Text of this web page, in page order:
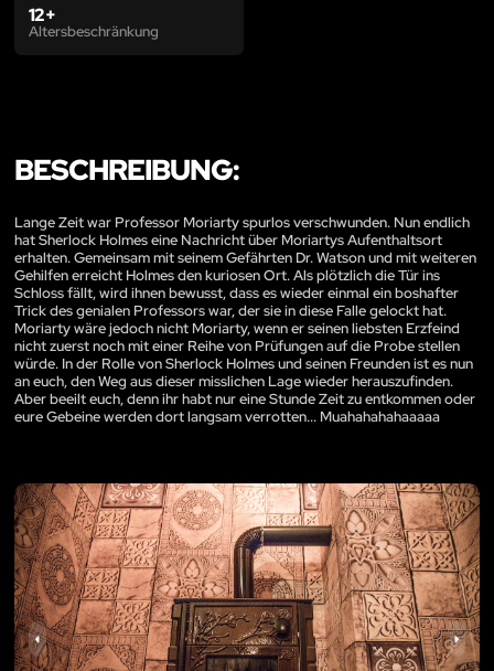
12+
Altersbeschränkung
BESCHREIBUNG:
Lange Zeit war Professor Moriarty spurlos verschwunden. Nun endlich
hat Sherlock Holmes eine Nachricht über Moriartys Aufenthaltsort
erhalten. Gemeinsam mit seinem Gefährten Dr. Watson und mit weiteren
Gehilfen erreicht Holmes den kuriosen Ort. Als plötzlich die Tür ins
Schloss fällt, wird ihnen bewusst, dass es wieder einmal ein boshafter
Trick des genialen Professors war, der sie in diese Falle gelockt hat.
Moriarty wäre jedoch nicht Moriarty, wenn er seinen liebsten Erzfeind
nicht zuerst noch mit einer Reihe von Prüfungen auf die Probe stellen
würde. In der Rolle von Sherlock Holmes und seinen Freunden ist es nun
an euch, den Weg aus dieser misslichen Lage wieder herauszufinden.
Aber beeilt euch, denn ihr habt nur eine Stunde Zeit zu entkommen oder
eure Gebeine werden dort langsam verrotten... Muahahahahaaaaa